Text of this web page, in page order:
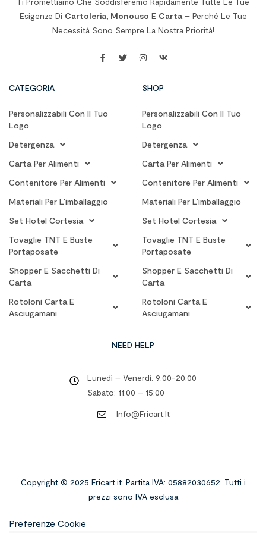
domestici e
professionali.
Esigenze Di Cartoleria, Monouso E Carta– Perché Le Tue
Necessità Sono Sempre La Nostra Priorità!
CATEGORIA
Personalizzabili Con Il Tuo
Logo
Detergenza
Carta Per Alimenti
Contenitore Per Alimenti
Materiali Per L’imballaggio
Set Hotel Cortesia
Tovaglie TNT E Buste
Portaposate
Shopper E Sacchetti Di
Carta
Rotoloni Carta E
Asciugamani
SHOP
Personalizzabili Con Il Tuo
Logo
Detergenza
Carta Per Alimenti
Contenitore Per Alimenti
Materiali Per L’imballaggio
Set Hotel Cortesia
Tovaglie TNT E Buste
Portaposate
Shopper E Sacchetti Di
Carta
Rotoloni Carta E
Asciugamani
NEED HELP
Lunedì – Venerdì: 9:00-20:00
Sabato: 11:00 – 15:00
Info@fricart.it
Copyright © 2025 Fricart.it. Partita IVA: 05882030652. Tutti i
prezzi sono IVA esclusa
Preferenze Cookie